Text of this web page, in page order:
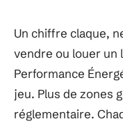
Un chiffre claque,
vendre ou louer un
Performance
jeu. Plus de zones
réglementaire.